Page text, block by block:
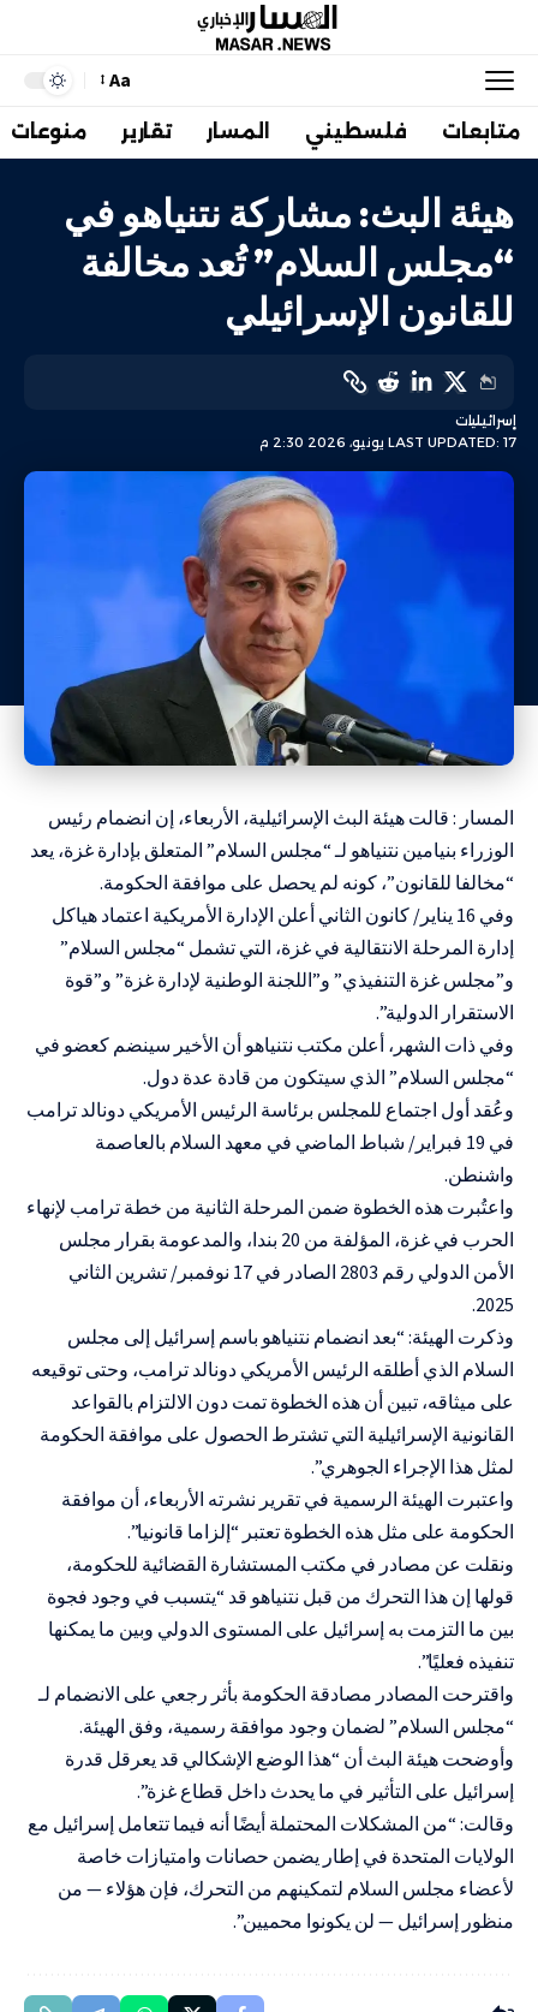
Aa
متابعات فلسطيني المسار تقارير منوعات
هيئة البث: مشاركة نتنياهو في
“مجلس السلام” تُعد مخالفة
للقانون الإسرائيلي
LAST UPDATED: 17 يونيو، 2026 2:30 م
إسرائيليات
المسار : قالت هيئة البث الإسرائيلية، الأربعاء، إن انضمام رئيس
الوزراء بنيامين نتنياهو لـ “مجلس السلام” المتعلق بإدارة غزة، يعد
“مخالفا للقانون”، كونه لم يحصل على موافقة الحكومة.
وفي 16 يناير/ كانون الثاني أعلن الإدارة الأمريكية اعتماد هياكل
إدارة المرحلة الانتقالية في غزة، التي تشمل “مجلس السلام”
و”مجلس غزة التنفيذي” و”اللجنة الوطنية لإدارة غزة” و”قوة
الاستقرار الدولية”.
وفي ذات الشهر، أعلن مكتب نتنياهو أن الأخير سينضم كعضو في
“مجلس السلام” الذي سيتكون من قادة عدة دول.
وعُقد أول اجتماع للمجلس برئاسة الرئيس الأمريكي دونالد ترامب
في 19 فبراير/ شباط الماضي في معهد السلام بالعاصمة
واشنطن.
واعتُبرت هذه الخطوة ضمن المرحلة الثانية من خطة ترامب لإنهاء
الحرب في غزة، المؤلفة من 20 بندا، والمدعومة بقرار مجلس
الأمن الدولي رقم 2803 الصادر في 17 نوفمبر/ تشرين الثاني
2025.
وذكرت الهيئة: “بعد انضمام نتنياهو باسم إسرائيل إلى مجلس
السلام الذي أطلقه الرئيس الأمريكي دونالد ترامب، وحتى توقيعه
على ميثاقه، تبين أن هذه الخطوة تمت دون الالتزام بالقواعد
القانونية الإسرائيلية التي تشترط الحصول على موافقة الحكومة
لمثل هذا الإجراء الجوهري”.
واعتبرت الهيئة الرسمية في تقرير نشرته الأربعاء، أن موافقة
الحكومة على مثل هذه الخطوة تعتبر “إلزاما قانونيا”.
ونقلت عن مصادر في مكتب المستشارة القضائية للحكومة،
قولها إن هذا التحرك من قبل نتنياهو قد “يتسبب في وجود فجوة
بين ما التزمت به إسرائيل على المستوى الدولي وبين ما يمكنها
تنفيذه فعليًا”.
واقترحت المصادر مصادقة الحكومة بأثر رجعي على الانضمام لـ
“مجلس السلام” لضمان وجود موافقة رسمية، وفق الهيئة.
وأوضحت هيئة البث أن “هذا الوضع الإشكالي قد يعرقل قدرة
إسرائيل على التأثير في ما يحدث داخل قطاع غزة”.
وقالت: “من المشكلات المحتملة أيضًا أنه فيما تتعامل إسرائيل مع
الولايات المتحدة في إطار يضمن حصانات وامتيازات خاصة
لأعضاء مجلس السلام لتمكينهم من التحرك، فإن هؤلاء — من
منظور إسرائيل — لن يكونوا محميين”.